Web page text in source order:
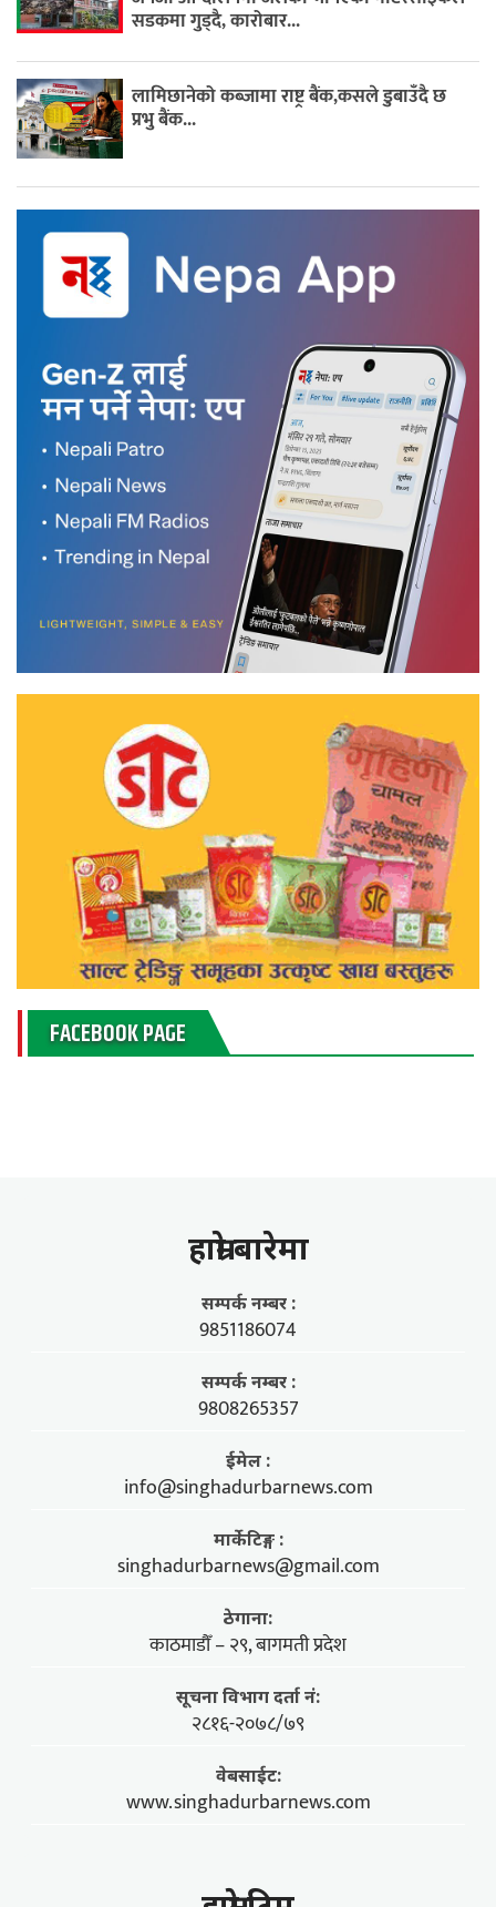
सडकमा गुड्दै, कारोबार...
लामिछानेको कब्जामा राष्ट्र बैंक,कसले डुबाउँदै छ
प्रभु बैंक...
FACEBOOK PAGE
हाम्राे बारेमा
सम्पर्क नम्बर :
9851186074
सम्पर्क नम्बर :
9808265357
ईमेल :
info@singhadurbarnews.com
मार्केटिङ्ग :
singhadurbarnews@gmail.com
ठेगाना:
काठमाडौँ – २९, बागमती प्रदेश
सूचना विभाग दर्ता नं:
२८१६-२०७८/७९
वेबसाईट:
www.singhadurbarnews.com